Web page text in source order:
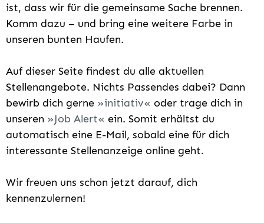
ist, dass wir für die gemeinsame Sache brennen.
Komm dazu – und bring eine weitere Farbe in
unseren bunten Haufen.
Auf dieser Seite findest du alle aktuellen
Stellenangebote. Nichts Passendes dabei? Dann
bewirb dich gerne
initiativ
oder trage dich in
unseren
Job Alert
ein. Somit erhältst du
automatisch eine E-Mail, sobald eine für dich
interessante Stellenanzeige online geht.
Wir freuen uns schon jetzt darauf, dich
kennenzulernen!